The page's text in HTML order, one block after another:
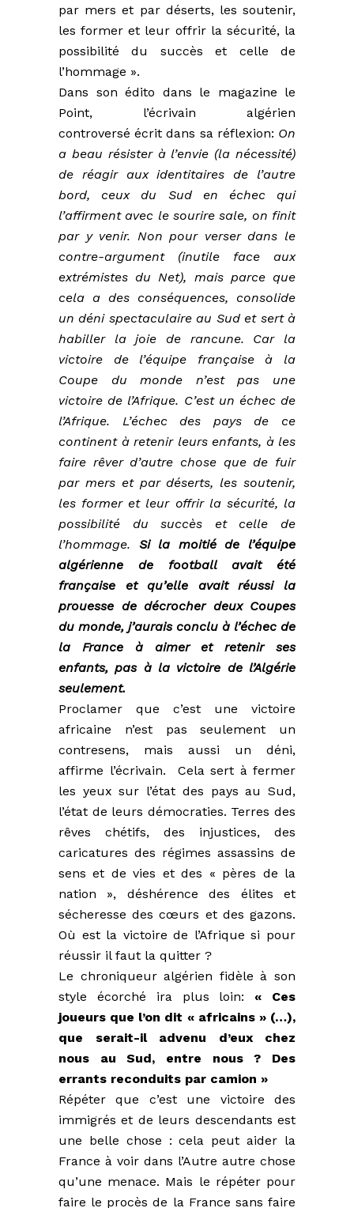
par mers et par déserts, les soutenir,
les former et leur offrir la sécurité, la
possibilité du succès et celle de
l’hommage ».
Dans son édito dans le magazine le
Point, l’écrivain algérien
controversé écrit dans sa réflexion: On
a beau résister à l’envie (la nécessité)
de réagir aux identitaires de l’autre
bord, ceux du Sud en échec qui
l’affirment avec le sourire sale, on finit
par y venir. Non pour verser dans le
contre-argument (inutile face aux
extrémistes du Net), mais parce que
cela a des conséquences, consolide
un déni spectaculaire au Sud et sert à
habiller la joie de rancune. Car la
victoire de l’équipe française à la
Coupe du monde n’est pas une
victoire de l’Afrique. C’est un échec de
l’Afrique. L’échec des pays de ce
continent à retenir leurs enfants, à les
faire rêver d’autre chose que de fuir
par mers et par déserts, les soutenir,
les former et leur offrir la sécurité, la
possibilité du succès et celle de
l’hommage. Si la moitié de l’équipe
algérienne de football avait été
française et qu’elle avait réussi la
prouesse de décrocher deux Coupes
du monde, j’aurais conclu à l’échec de
la France à aimer et retenir ses
enfants, pas à la victoire de l’Algérie
seulement.
Proclamer que c’est une victoire
africaine n’est pas seulement un
contresens, mais aussi un déni,
affirme l’écrivain. Cela sert à fermer
les yeux sur l’état des pays au Sud,
l’état de leurs démocraties. Terres des
rêves chétifs, des injustices, des
caricatures des régimes assassins de
sens et de vies et des « pères de la
nation », déshérence des élites et
sécheresse des cœurs et des gazons.
Où est la victoire de l’Afrique si pour
réussir il faut la quitter ?
Le chroniqueur algérien fidèle à son
style écorché ira plus loin: « Ces
joueurs que l’on dit « africains » (…),
que serait-il advenu d’eux chez
nous au Sud, entre nous ? Des
errants reconduits par camion »
Répéter que c’est une victoire des
immigrés et de leurs descendants est
une belle chose : cela peut aider la
France à voir dans l’Autre autre chose
qu’une menace. Mais le répéter pour
faire le procès de la France sans faire